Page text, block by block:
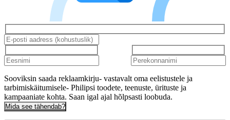
Sooviksin saada reklaamkirju- vastavalt oma eelistustele ja
tarbimiskäitumisele- Philipsi toodete, teenuste, ürituste ja
kampaaniate kohta. Saan igal ajal hõlpsasti loobuda.
Mida see tähendab?